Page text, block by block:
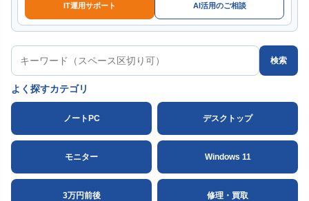
IT運用サポート AI活用のご相談
検索
よく探すカテゴリ
ノートPC デスクトップ
モニター Windows 11
3万円前後 修理・買取